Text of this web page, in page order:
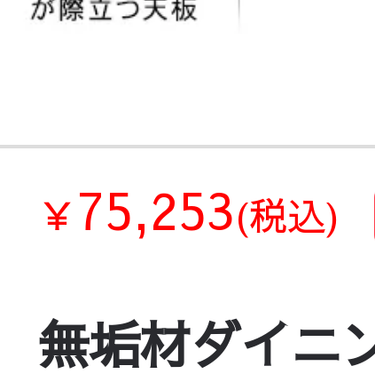
￥75,253(税込)
無垢材ダイニ